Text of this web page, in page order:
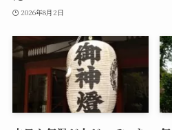
2026年8月2日